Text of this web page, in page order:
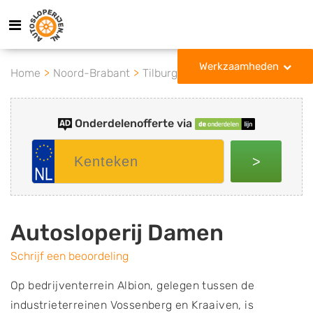
Werkzaamheden
Home Noord-Brabant Tilburg Autosloperij Damen
Onderdelenofferte via
>
Autosloperij Damen
Schrijf een beoordeling
Op bedrijventerrein Albion, gelegen tussen de
industrieterreinen Vossenberg en Kraaiven, is